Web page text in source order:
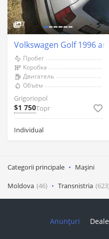
7
Volkswagen Golf 1996 an
Пробег
Коробка
Двигатель
Объём
Grigoriopol
$1 750Торг
Individual
Categorii principale Mașini
Moldova (46) Transnistria
Anunțuri